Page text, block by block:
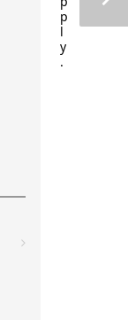
p
l
y
.